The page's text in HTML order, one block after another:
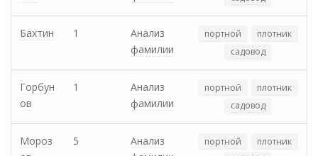
Бахтин 1
Анализ
фамилии
портной
плотник
садовод
Горбун
ов
1
Анализ
фамилии
портной
плотник
садовод
Мороз
5
Анализ
портной
плотник